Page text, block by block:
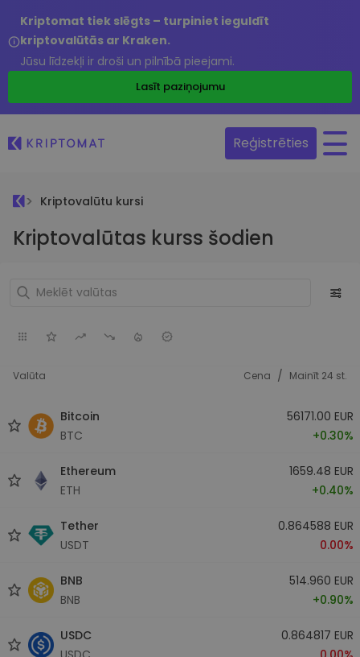
Kriptomat tiek slēgts – turpiniet ieguldīt
kriptovalūtās ar Kraken.
Jūsu līdzekļi ir droši un pilnībā pieejami.
Lasīt paziņojumu
Reģistrēties
Kriptovalūtu kursi
Kriptovalūtas kurss šodien
Valūta Cena / Mainīt 24 st.
Bitcoin
BTC
56171.00 EUR
+0.30%
Ethereum
ETH
1659.48 EUR
+0.40%
Tether
USDT
0.864588 EUR
0.00%
BNB
BNB
514.960 EUR
+0.90%
USDC
0.864817 EUR